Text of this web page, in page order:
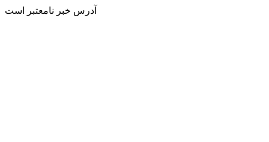
آدرس خبر نامعتبر است